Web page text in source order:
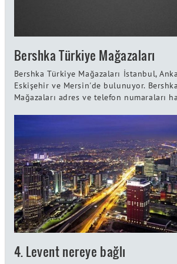
Bershka Türkiye Mağazaları
Bershka Türkiye Mağazaları İstanbul,
Eskişehir ve Mersin'de bulunuyor.
Mağazaları adres ve telefon numaraları
4. Levent nereye bağlı